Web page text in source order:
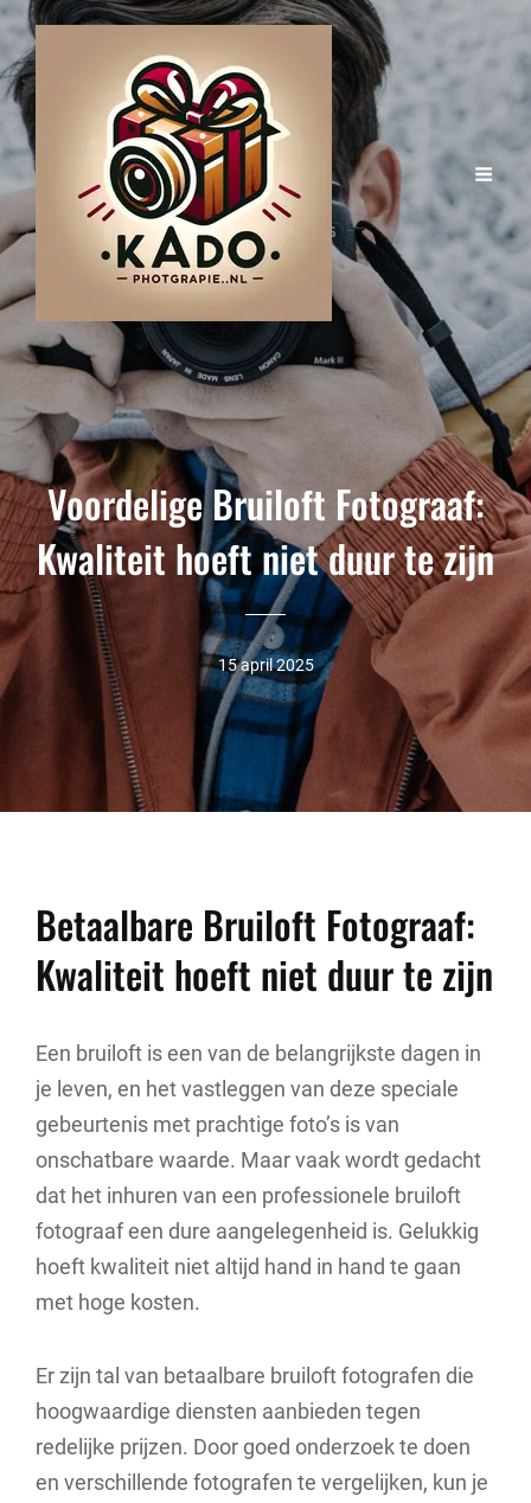
Voordelige Bruiloft Fotograaf:
Kwaliteit hoeft niet duur te zijn
15 april 2025
Betaalbare Bruiloft Fotograaf:
Kwaliteit hoeft niet duur te zijn
Een bruiloft is een van de belangrijkste dagen in
je leven, en het vastleggen van deze speciale
gebeurtenis met prachtige foto’s is van
onschatbare waarde. Maar vaak wordt gedacht
dat het inhuren van een professionele bruiloft
fotograaf een dure aangelegenheid is. Gelukkig
hoeft kwaliteit niet altijd hand in hand te gaan
met hoge kosten.
Er zijn tal van betaalbare bruiloft fotografen die
hoogwaardige diensten aanbieden tegen
redelijke prijzen. Door goed onderzoek te doen
en verschillende fotografen te vergelijken, kun je